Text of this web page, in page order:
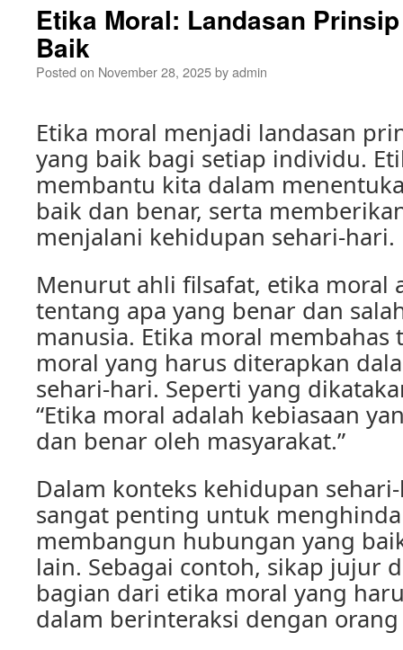
Etika Moral: Landasan
Baik
Posted on November 28, 2025byadmin
Etika moral menjadi landasan
yang baik bagi setiap individu.
membantu kita dalam
baik dan benar, serta
menjalani kehidupan sehari-hari.
Menurut ahli filsafat, etika moral
tentang apa yang benar dan
manusia. Etika moral
moral yang harus diterapkan
sehari-hari. Seperti yang
“Etika moral adalah kebiasaan
dan benar oleh masyarakat.”
Dalam konteks kehidupan
sangat penting untuk
membangun hubungan yang
lain. Sebagai contoh, sikap jujur
bagian dari etika moral yang
dalam berinteraksi dengan